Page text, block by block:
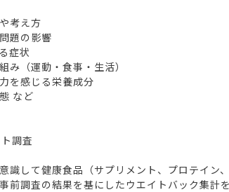
考え方
題の影響
症状
（運動・食事・生活）
を感じる栄養成分
など
調査
識して健康食品（サプリメント、プロテイ
前調査の結果を基にしたウエイトバック集計